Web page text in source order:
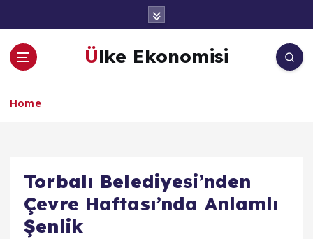
a
Ülke Ekonomisi
Home
Torbalı Belediyesi’nden
Çevre Haftası’nda Anlamlı
Şenlik